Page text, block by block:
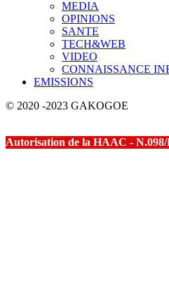
MEDIA
OPINIONS
SANTE
TECH&WEB
VIDEO
CONNAISSANCE
EMISSIONS
© 2020 -2023 GAKOGOE
Autorisation de la HAAC -